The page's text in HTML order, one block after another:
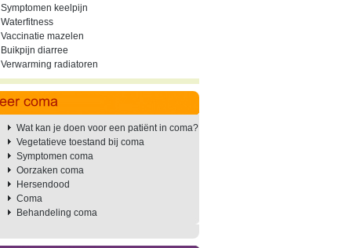
Symptomen keelpijn
Waterfitness
Vaccinatie mazelen
Buikpijn diarree
Verwarming radiatoren
Wat kan je doen voor een patiënt in coma?
Vegetatieve toestand bij coma
Symptomen coma
Oorzaken coma
Hersendood
Coma
Behandeling coma